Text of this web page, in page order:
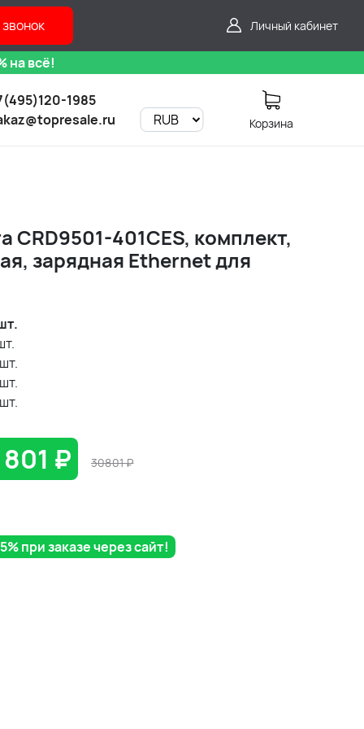
Личный кабинет
на всё!
1985
Корзина
CRD9501-401CES, комплект,
зарядная Ethernet для
шт.
шт.
шт.
₽ 30801₽
при заказе через сайт!